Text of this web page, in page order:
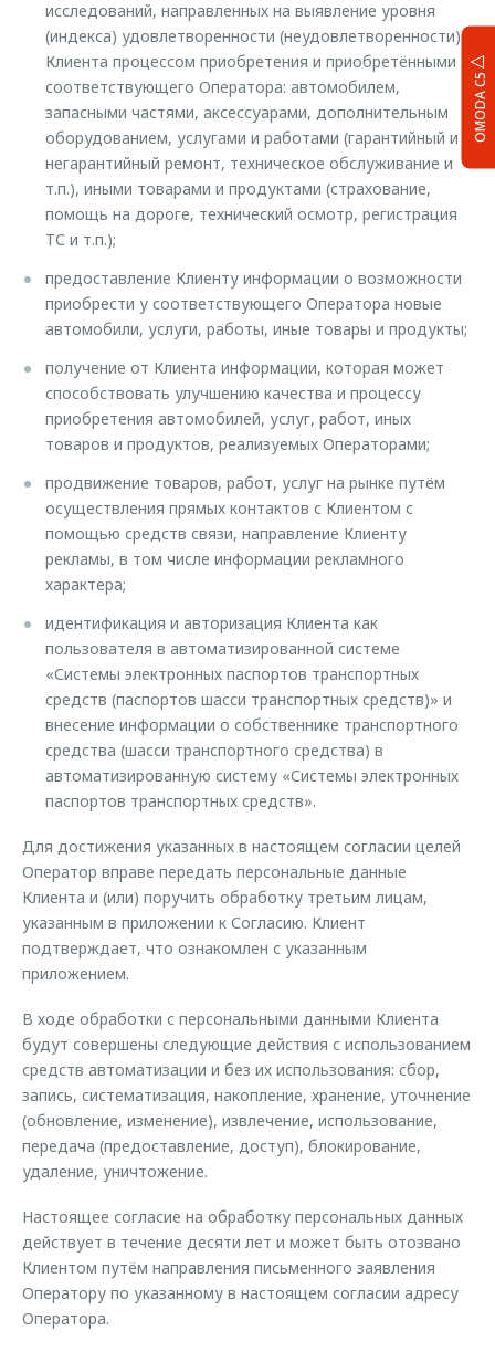
OMODA C5
исследований, направленных на выявление уровня
(индекса) удовлетворенности (неудовлетворенности)
Клиента процессом приобретения и приобретёнными у
соответствующего Оператора: автомобилем,
запасными частями, аксессуарами, дополнительным
оборудованием, услугами и работами (гарантийный и
негарантийный ремонт, техническое обслуживание и
т.п.), иными товарами и продуктами (страхование,
помощь на дороге, технический осмотр, регистрация
ТС и т.п.);
предоставление Клиенту информации о возможности
приобрести у соответствующего Оператора новые
автомобили, услуги, работы, иные товары и продукты;
получение от Клиента информации, которая может
способствовать улучшению качества и процессу
приобретения автомобилей, услуг, работ, иных
товаров и продуктов, реализуемых Операторами;
продвижение товаров, работ, услуг на рынке путём
осуществления прямых контактов с Клиентом с
помощью средств связи, направление Клиенту
рекламы, в том числе информации рекламного
характера;
идентификация и авторизация Клиента как
пользователя в автоматизированной системе
«Системы электронных паспортов транспортных
средств (паспортов шасси транспортных средств)» и
внесение информации о собственнике транспортного
средства (шасси транспортного средства) в
автоматизированную систему «Системы электронных
паспортов транспортных средств».
Для достижения указанных в настоящем согласии целей
Оператор вправе передать персональные данные
Клиента и (или) поручить обработку третьим лицам,
указанным в приложении к Согласию. Клиент
подтверждает, что ознакомлен с указанным
приложением.
В ходе обработки с персональными данными Клиента
будут совершены следующие действия с использованием
средств автоматизации и без их использования: сбор,
запись, систематизация, накопление, хранение, уточнение
(обновление, изменение), извлечение, использование,
передача (предоставление, доступ), блокирование,
удаление, уничтожение.
Настоящее согласие на обработку персональных данных
действует в течение десяти лет и может быть отозвано
Клиентом путём направления письменного заявления
Оператору по указанному в настоящем согласии адресу
Оператора.